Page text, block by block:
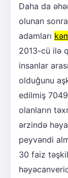
Daha da
olunan
adamları
2013-cü ilə
insanlar
olduğunu
edilmiş
olanların
ərzində
peyvəndi
30 faiz